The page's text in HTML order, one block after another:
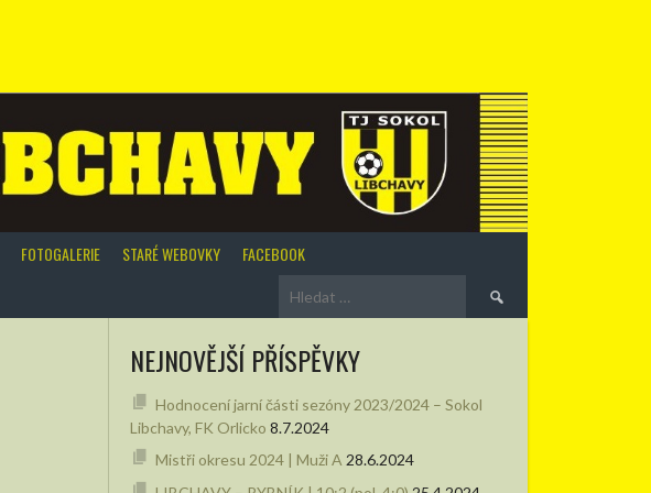
FOTOGALERIE STARÉ WEBOVKY FACEBOOK
Vyhledávání
NEJNOVĚJŠÍ PŘÍSPĚVKY
Hodnocení jarní části sezóny 2023/2024 – Sokol
Libchavy, FK Orlicko 8.7.2024
Mistři okresu 2024 | Muži A 28.6.2024